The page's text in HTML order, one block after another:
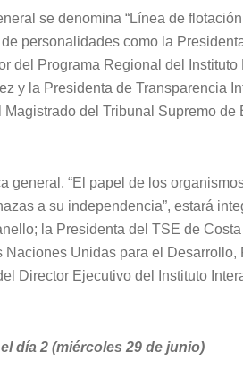
se denomina “Línea de
personalidades como la
del Programa Regional del
y la Presidenta de Transparencia
del Tribunal Supremo
general, “El papel de los
a su independencia”, estará
la Presidenta del TSE de
Unidas para el Desarrollo,
Director Ejecutivo del Instituto
día 2 (miércoles 29 de junio)